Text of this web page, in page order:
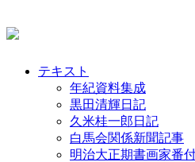
テキスト
年紀資料集成
黒田清輝日記
久米桂一郎日記
白馬会関係新聞記事
明治大正期書画家番